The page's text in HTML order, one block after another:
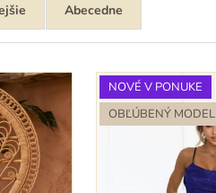
Abecedne
NOVÉ V PONUKE
OBĽÚBENÝ MODEL
SATÉNOVÉ ŠATY S
A